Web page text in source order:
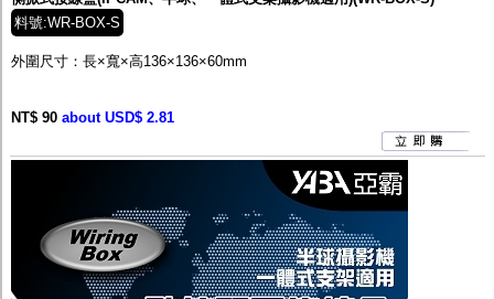
料號:WR-BOX-S
外圍尺寸：長×寬×高136×136×60mm
NT$ 90 about USD$ 2.81